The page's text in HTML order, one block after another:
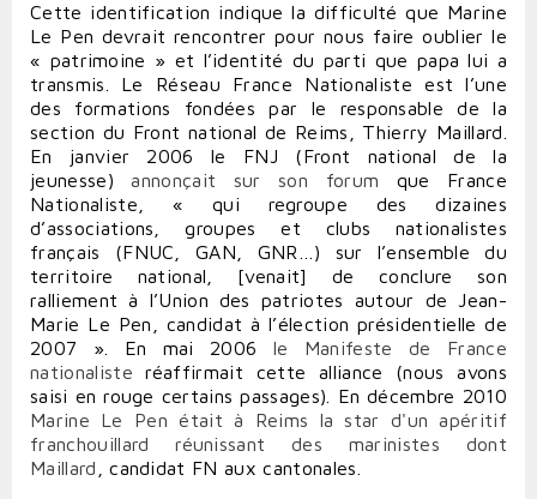
Cette identification indique la difficulté que Marine
Le Pen devrait rencontrer pour nous faire oublier le
« patrimoine » et l’identité du parti que papa lui a
transmis. Le Réseau France Nationaliste est l’une
des formations fondées par le responsable de la
section du Front national de Reims, Thierry Maillard.
En janvier 2006 le FNJ (Front national de la
jeunesse)annonçait sur son forum que France
Nationaliste, « qui regroupe des dizaines
d’associations, groupes et clubs nationalistes
français (FNUC, GAN, GNR…) sur l’ensemble du
territoire national, [venait] de conclure son
ralliement à l’Union des patriotes autour de Jean-
Marie Le Pen, candidat à l’élection présidentielle de
2007 ». En mai 2006 le Manifeste de France
nationaliste réaffirmait cette alliance (nous avons
saisi en rouge certains passages). En décembre 2010
Marine Le Pen était à Reims la star d'un apéritif
franchouillard réunissant des marinistes dont
Maillard , candidat FN aux cantonales.